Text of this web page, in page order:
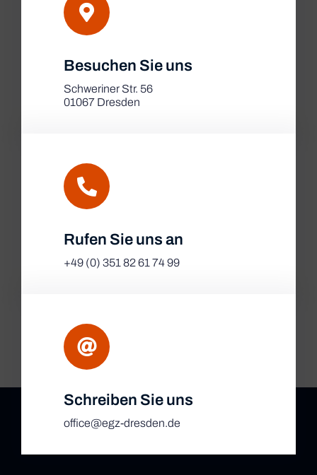
|Map tiles byCARTO, underCC BY 3.0
OpenStreetMap, under ODbL.
Besuchen Sie uns
Schweriner Str. 56
01067 Dresden
Rufen Sie uns an
+49 (0) 351 82 61 74 99
Schreiben Sie uns
office@egz-dresden.de